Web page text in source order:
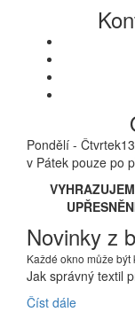
Pondělí - Čtvrtek
v Pátek pouze po
Novinky z
Každé okno může být
Jak správný textil
Číst dále